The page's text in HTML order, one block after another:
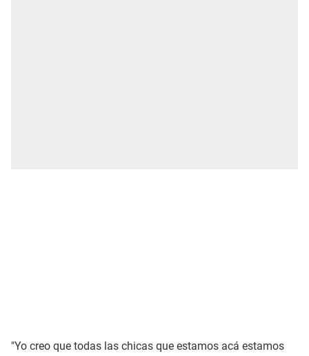
"Yo creo que todas las chicas que estamos acá estamos